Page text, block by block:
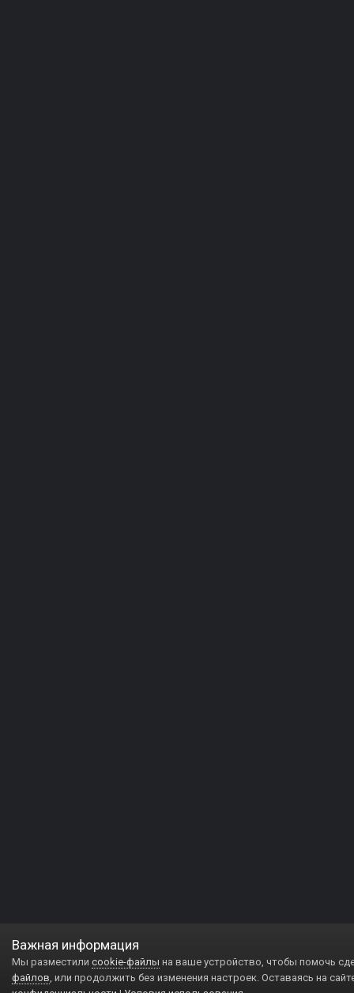
Важная информация
Мы разместили cookie-файлы на ваше устройство, чтобы помочь
файлов, или продолжить без изменения настроек. Оставаясь на